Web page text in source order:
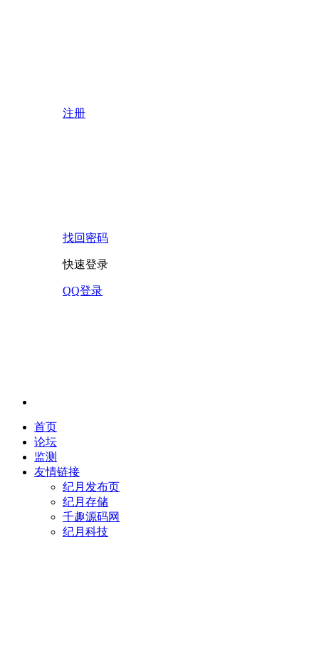
注册
找回密码
快速登录
QQ登录
首页
论坛
监测
友情链接
纪月发布页
纪月存储
千趣源码网
纪月科技